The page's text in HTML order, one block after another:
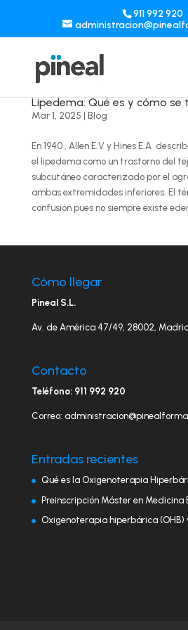
911 992 920
Lipedema: Qué es y cómo se
Mar 1, 2025 | Blog
En 1940 , Allen E.V y Hines E.A
el lipedema como un trastorno del
subcutáneo caracterizado por el
ambas extremidades inferiores. El
confusión pues no siempre existe
Cómo llegar
Pineal S.L.
Av. de América 47/49, 28002,
Contacto
Teléfono: 911 992 920
Correo:
Entradas recientes
Qué es la Oxigenoterapia
Preinscripción Máster en Medicina
Oxigenoterapia hiperbárica (OHB)